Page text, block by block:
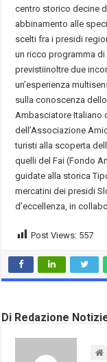
centro storico decine
abbinamento alle
scelti fra i presidi
un ricco programma
previstiinoltre due
un’esperienza
sulla conoscenza
Ambasciatore Italiano
dell’Associazione
turisti alla scoperta
quelli del Fai (Fondo
guidate alla storica
mercatini dei presidi
d’eccellenza, in
Post Views: 557
Di Redazione